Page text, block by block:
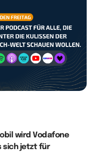
wird Vodafone
sich jetzt für